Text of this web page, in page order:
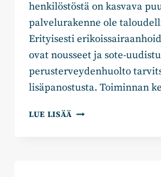
henkilöstöstä on kasvava
palvelurakenne ole
Erityisesti
ovat nousseet ja sote-
perusterveydenhuolto
lisäpanostusta. Toiminnan
LUE LISÄÄ HELENA